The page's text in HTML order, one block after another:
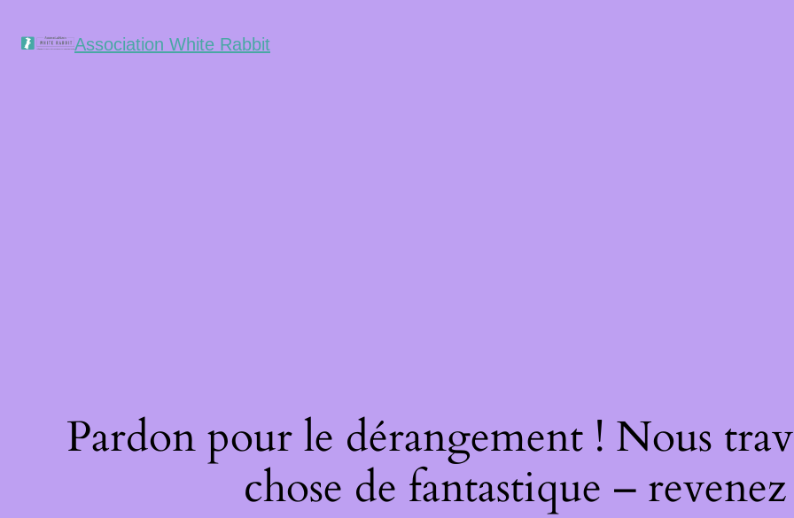
Association White Rabbit
Pardon pour le dérangement ! Nous
chose de fantastique –